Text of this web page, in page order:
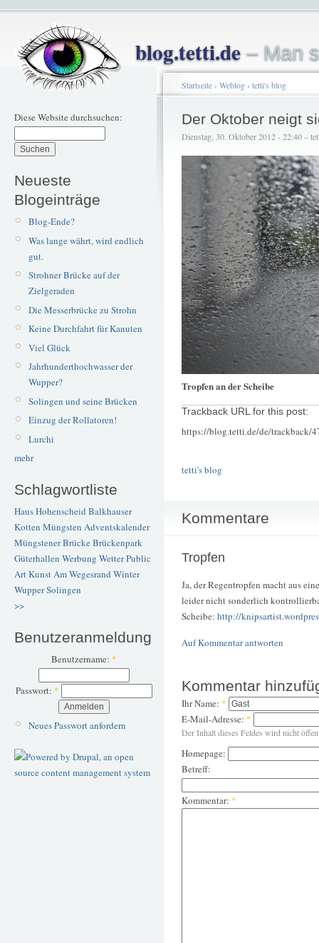
blog.tetti.de– Man
Diese Website durchsuchen:
Neueste
Blogeinträge
Blog-Ende?
Was lange währt, wird endlich
gut.
Strohner Brücke auf der
Zielgeraden
Die Messerbrücke zu Strohn
Keine Durchfahrt für Kanuten
Viel Glück
Jahrhunderthochwasser der
Wupper?
Solingen und seine Brücken
Einzug der Rollatoren!
Lurchi
mehr
Schlagwortliste
Haus Hohenscheid Balkhauser
Kotten Müngsten Adventskalender
Müngstener BrückeBrückenpark
Güterhallen Werbung WetterPublic
ArtKunstAm Wegesrand Winter
WupperSolingen
>>
Benutzeranmeldung
Benutzername: *
Passwort: *
Neues Passwort anfordern
Startseite› Weblog› tetti's blog
Der Oktober neigt
Dienstag, 30. Oktober 2012 - 22:40 –
Tropfen an der Scheibe
Trackback URL for this post:
https://blog.tetti.de/de/trackback/
tetti's blog
Kommentare
Tropfen
Ja, der Regentropfen macht aus
leider nicht sonderlich
Scheibe: http://
Auf Kommentar antworten
Kommentar
Ihr Name: *
E-Mail-Adresse: *
Der Inhalt dieses Feldes wird nicht
Homepage:
Betreff:
Kommentar: *